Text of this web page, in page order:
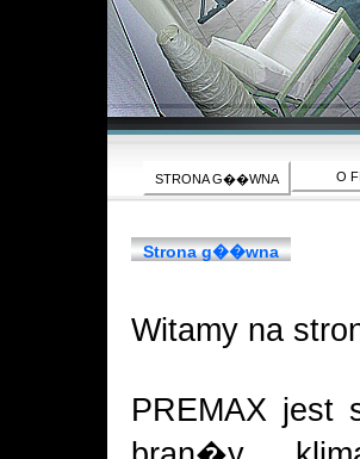
STRONA G��WNA O
Strona g��wna
Witamy na
PREMAX